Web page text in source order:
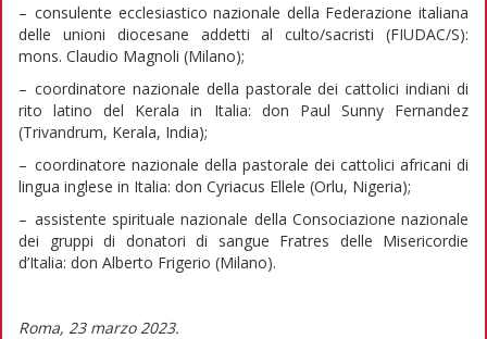
– consulente ecclesiastico nazionale della Federazione italiana
delle unioni diocesane addetti al culto/sacristi (FIUDAC/S):
mons. Claudio Magnoli (Milano);
– coordinatore nazionale della pastorale dei cattolici indiani di
rito latino del Kerala in Italia: don Paul Sunny Fernandez
(Trivandrum, Kerala, India);
– coordinatore nazionale della pastorale dei cattolici africani di
lingua inglese in Italia: don Cyriacus Ellele (Orlu, Nigeria);
– assistente spirituale nazionale della Consociazione nazionale
dei gruppi di donatori di sangue Fratres delle Misericordie
d’Italia: don Alberto Frigerio (Milano).
Roma, 23 marzo 2023.